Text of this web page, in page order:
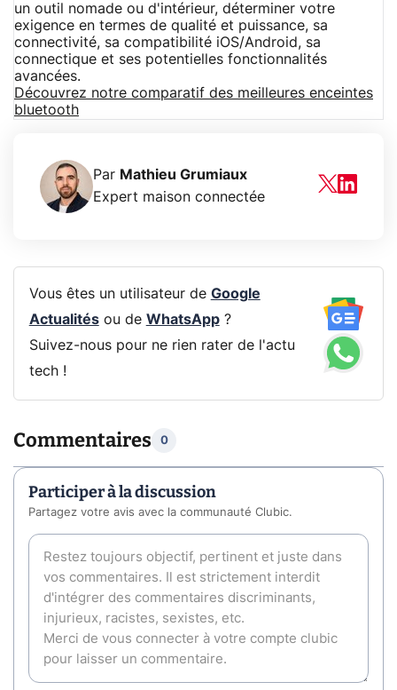
un outil nomade ou d'intérieur, déterminer votre
exigence en termes de qualité et puissance, sa
connectivité, sa compatibilité iOS/Android, sa
connectique et ses potentielles fonctionnalités
avancées.
Découvrez notre comparatif des meilleures enceintes
bluetooth
Par Mathieu Grumiaux
Expert maison connectée
Vous êtes un utilisateur de Google
Actualitésou de WhatsApp?
Suivez-nous pour ne rien rater de l'actu
tech !
Commentaires 0
Participer à la discussion
Partagez votre avis avec la communauté Clubic.